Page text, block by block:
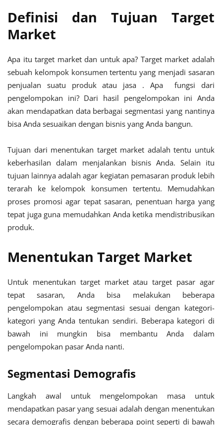
Definisi dan Tujuan Target
Market
Apa itu target market dan untuk apa? Target market adalah
sebuah kelompok konsumen tertentu yang menjadi sasaran
penjualan suatu produk atau jasa . Apa fungsi dari
pengelompokan ini? Dari hasil pengelompokan ini Anda
akan mendapatkan data berbagai segmentasi yang nantinya
bisa Anda sesuaikan dengan bisnis yang Anda bangun.
Tujuan dari menentukan target market adalah tentu untuk
keberhasilan dalam menjalankan bisnis Anda. Selain itu
tujuan lainnya adalah agar kegiatan pemasaran produk lebih
terarah ke kelompok konsumen tertentu. Memudahkan
proses promosi agar tepat sasaran, penentuan harga yang
tepat juga guna memudahkan Anda ketika mendistribusikan
produk.
Menentukan Target Market
Untuk menentukan target market atau target pasar agar
tepat sasaran, Anda bisa melakukan beberapa
pengelompokan atau segmentasi sesuai dengan kategori-
kategori yang Anda tentukan sendiri. Beberapa kategori di
bawah ini mungkin bisa membantu Anda dalam
pengelompokan pasar Anda nanti.
Segmentasi Demografis
Langkah awal untuk mengelompokan masa untuk
mendapatkan pasar yang sesuai adalah dengan menentukan
secara demografis dengan beberapa point seperti di bawah